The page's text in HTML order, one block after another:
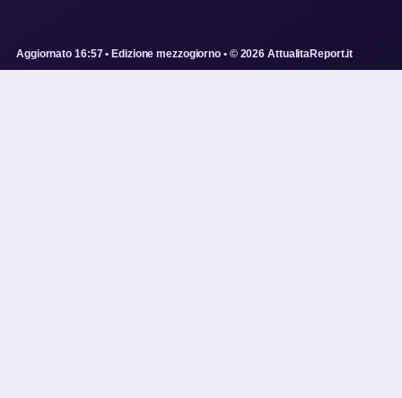
Aggiornato 16:57 • Edizione mezzogiorno • © 2026 AttualitaReport.it